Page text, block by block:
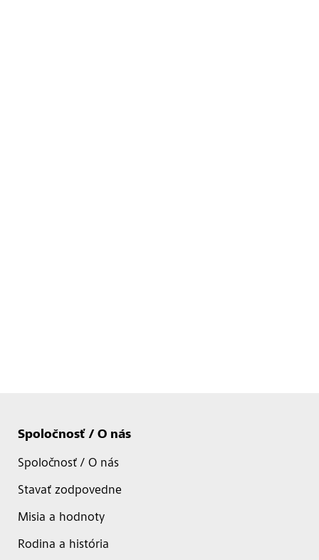
Spoločnosť / O nás
Spoločnosť / O nás
Stavať zodpovedne
Misia a hodnoty
Rodina a história